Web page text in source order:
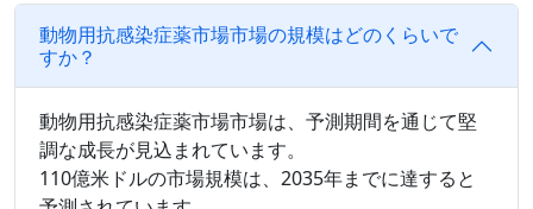
動物用抗感染症薬市場市場の規模はどのくらいで
すか？
動物用抗感染症薬市場市場は、予測期間を通じて堅
調な成長が見込まれています。
110億米ドルの市場規模は、2035年までに達すると